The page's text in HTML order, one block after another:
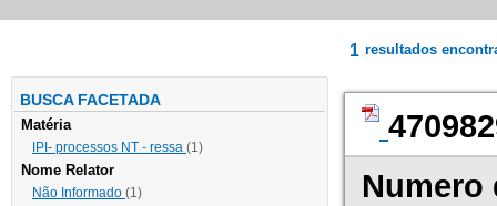
BUSCA FACETADA
Matéria
IPI- processos NT - ressa (1)
Nome Relator
Não Informado (1)
1 resultados
Numero